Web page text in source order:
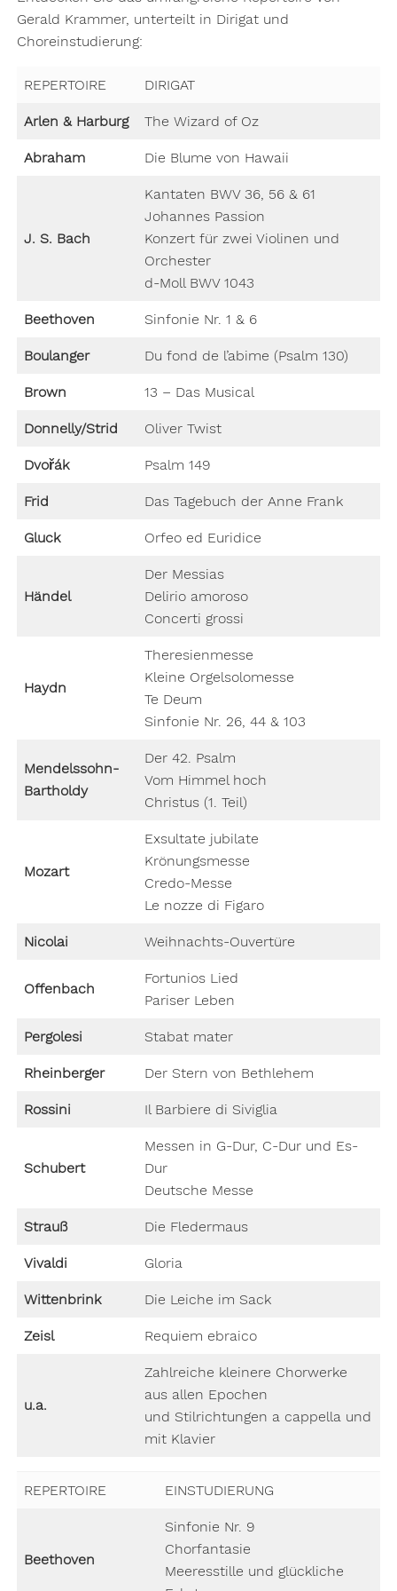
Gerald Krammer, unterteilt in Dirigat und
Choreinstudierung:
REPERTOIRE DIRIGAT
Arlen & Harburg The Wizard of Oz
Abraham Die Blume von Hawaii
J. S. Bach
Kantaten BWV 36, 56 & 61
Johannes Passion
Konzert für zwei Violinen und
Orchester
d-Moll BWV 1043
Beethoven Sinfonie Nr. 1 & 6
Boulanger Du fond de l’abime (Psalm 130)
Brown 13 – Das Musical
Donnelly/Strid Oliver Twist
Dvořák Psalm 149
Frid Das Tagebuch der Anne Frank
Gluck Orfeo ed Euridice
Händel
Der Messias
Delirio amoroso
Concerti grossi
Haydn
Theresienmesse
Kleine Orgelsolomesse
Te Deum
Sinfonie Nr. 26, 44 & 103
Mendelssohn-
Bartholdy
Der 42. Psalm
Vom Himmel hoch
Christus (1. Teil)
Mozart
Exsultate jubilate
Krönungsmesse
Credo-Messe
Le nozze di Figaro
Nicolai Weihnachts-Ouvertüre
Offenbach
Fortunios Lied
Pariser Leben
Pergolesi Stabat mater
Rheinberger Der Stern von Bethlehem
Rossini Il Barbiere di Siviglia
Schubert
Messen in G-Dur, C-Dur und Es-
Dur
Deutsche Messe
Strauß Die Fledermaus
Vivaldi Gloria
Wittenbrink Die Leiche im Sack
Zeisl Requiem ebraico
u.a.
Zahlreiche kleinere Chorwerke
aus allen Epochen
und Stilrichtungen a cappella und
mit Klavier
REPERTOIRE EINSTUDIERUNG
Beethoven
Sinfonie Nr. 9
Chorfantasie
Meeresstille und glückliche